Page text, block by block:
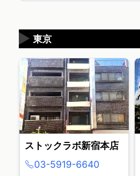
東京
▶
ストックラボ新宿本店
03-5919-6640